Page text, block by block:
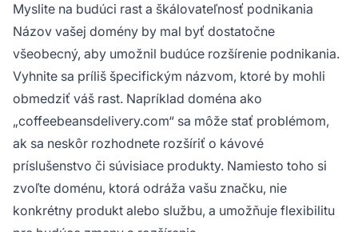
Myslite na budúci rast a škálovateľnosť podnikania
Názov vašej domény by mal byť dostatočne
všeobecný, aby umožnil budúce rozšírenie podnikania.
Vyhnite sa príliš špecifickým názvom, ktoré by mohli
obmedziť váš rast. Napríklad doména ako
„coffeebeansdelivery.com“ sa môže stať problémom,
ak sa neskôr rozhodnete rozšíriť o kávové
príslušenstvo či súvisiace produkty. Namiesto toho si
zvoľte doménu, ktorá odráža vašu značku, nie
konkrétny produkt alebo službu, a umožňuje flexibilitu